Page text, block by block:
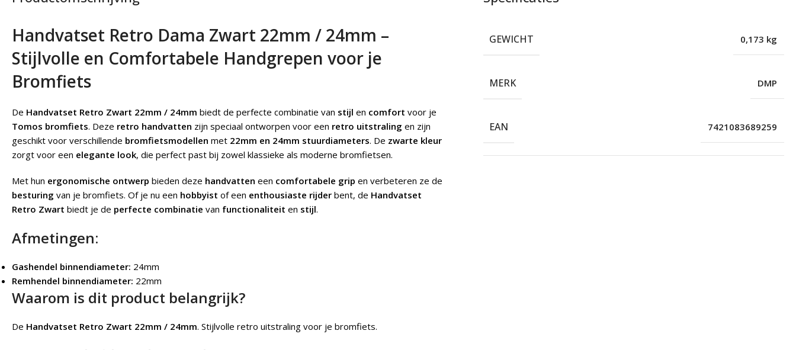
Handvatset Retro Dama Zwart 22mm / 24mm –
Stijlvolle en Comfortabele Handgrepen voor je
Bromfiets
De Handvatset Retro Zwart 22mm / 24mm biedt de perfecte combinatie van stijl en comfort voor je
Tomos bromfiets. Deze retro handvatten zijn speciaal ontworpen voor een retro uitstraling en zijn
geschikt voor verschillende bromfietsmodellen met 22mm en 24mm stuurdiameters. De zwarte kleur
zorgt voor een elegante look, die perfect past bij zowel klassieke als moderne bromfietsen.
Met hun ergonomische ontwerp bieden deze handvatten een comfortabele grip en verbeteren ze de
besturing van je bromfiets. Of je nu een hobbyist of een enthousiaste rijder bent, de Handvatset
Retro Zwart biedt je de perfecte combinatie van functionaliteit en stijl.
Afmetingen:
Gashendel binnendiameter: 24mm
Remhendel binnendiameter: 22mm
Waarom is dit product belangrijk?
De Handvatset Retro Zwart 22mm / 24mm. Stijlvolle retro uitstraling voor je bromfiets.
GEWICHT 0,173 kg
MERK DMP
EAN 7421083689259